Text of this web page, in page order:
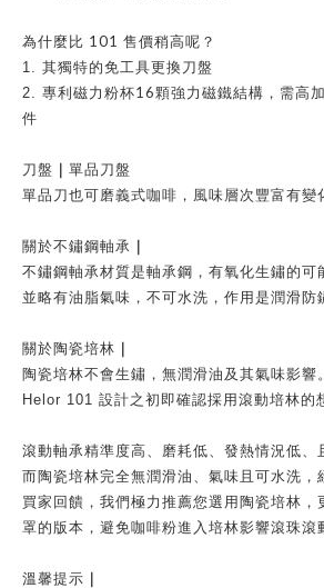
為什麼比 101 售價稍高呢？
1. 其獨特的免工具更換刀盤
2. 專利磁力粉杯16顆強力磁鐵結構，需高
件
刀盤 ｜ 單品刀盤
單品刀也可磨義式咖啡，風味層次豐富有變
關於不鏽鋼軸承 ｜
不鏽鋼軸承材質是軸承鋼，有氧化生鏽的可
並略有油脂氣味，不可水洗，作用是潤滑防
關於陶瓷培林 ｜
陶瓷培林不會生鏽，無潤滑油及其氣味影響。
Helor 101 設計之初即確認採用滾動培林的
滾動軸承精準度高、磨耗低、發熱情況低、
而陶瓷培林完全無潤滑油、氣味且可水洗，
買家回饋，我們極力推薦您選用陶瓷培林
罩的版本，避免咖啡粉進入 培林影響滾珠滾
溫馨提示 ｜